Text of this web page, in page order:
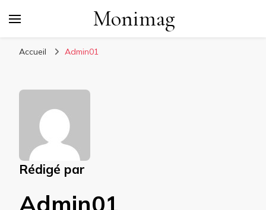
Monimag
Accueil Admin01
Rédigé par
Admin01